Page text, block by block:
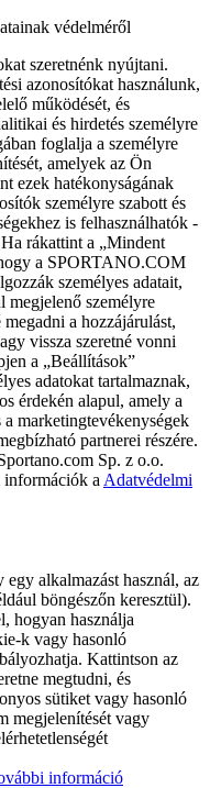
védelméről
szeretnénk nyújtani.
azonosítókat használunk,
működését, és
és hirdetés személyre
foglalja a személyre
amelyek az Ön
ezek hatékonyságának
személyre szabott és
is felhasználhatók -
rákattint a „Mindent
a SPORTANO.COM
személyes adatait,
megjelenő személyre
a hozzájárulást,
vissza szeretné vonni
a „Beállítások”
adatokat tartalmaznak,
érdekén alapul, amely a
a marketingtevékenységek
partnerei részére.
Sp. z o.o.
információk a Adatvédelmi
alkalmazást használ, az
böngészőn keresztül).
hogyan használja
k vagy hasonló
Kattintson az
megtudni, és
sütiket vagy hasonló
megjelenítését vagy
információ